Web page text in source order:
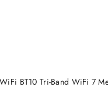
BT10 Tri-Band WiFi 7